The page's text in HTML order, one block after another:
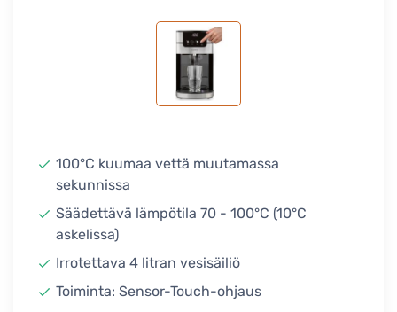
100°C kuumaa vettä muutamassa
sekunnissa
Säädettävä lämpötila 70 - 100°C (10°C
askelissa)
Irrotettava 4 litran vesisäiliö
Toiminta: Sensor-Touch-ohjaus